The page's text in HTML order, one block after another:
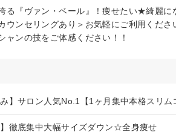
る『ヴァン・ベール』！痩せたい★綺麗
ウンセリングあり＞お気軽にご利用くだ
ャンの技をご体感ください！！
み】サロン人気No.1【1ヶ月集中本格スリ
】徹底集中大幅サイズダウン☆全身痩せ